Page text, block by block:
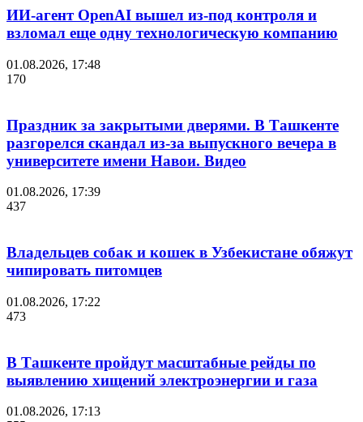
ИИ-агент OpenAI вышел из-под контроля и
взломал еще одну технологическую компанию
01.08.2026, 17:48
170
Праздник за закрытыми дверями. В Ташкенте
разгорелся скандал из-за выпускного вечера в
университете имени Навои. Видео
01.08.2026, 17:39
437
Владельцев собак и кошек в Узбекистане обяжут
чипировать питомцев
01.08.2026, 17:22
473
В Ташкенте пройдут масштабные рейды по
выявлению хищений электроэнергии и газа
01.08.2026, 17:13